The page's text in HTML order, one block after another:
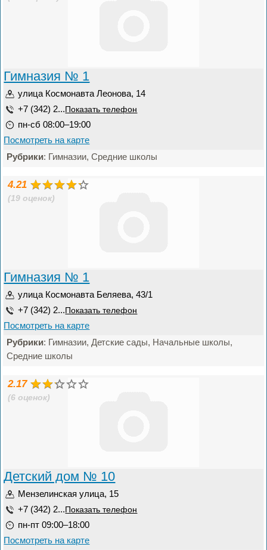
Гимназия № 1
улица Космонавта Леонова, 14
+7 (342) 2... Показать телефон
пн-сб 08:00–19:00
Посмотреть на карте
Рубрики: Гимназии, Средние школы
4.21
(19 оценок)
Гимназия № 1
улица Космонавта Беляева, 43/1
+7 (342) 2... Показать телефон
Посмотреть на карте
Рубрики: Гимназии, Детские сады, Начальные школы,
Средние школы
2.17
(6 оценок)
Детский дом № 10
Мензелинская улица, 15
+7 (342) 2... Показать телефон
пн-пт 09:00–18:00
Посмотреть на карте